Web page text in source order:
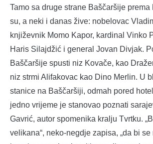
Tamo sa druge strane Baščaršije
su, a neki i danas žive: nobelovac
književnik Momo Kapor, kardinal Vinko
Haris Silajdžić i general Jovan Divjak.
Baščaršije spusti niz Kovače, kao
niz strmi Alifakovac kao Dino Merlin. U
stanice na Baščaršiji, odmah pored
jedno vrijeme je stanovao poznati
Gavrić, autor spomenika kralju Tvrtku.
velikana“, neko-negdje zapisa, „da bi